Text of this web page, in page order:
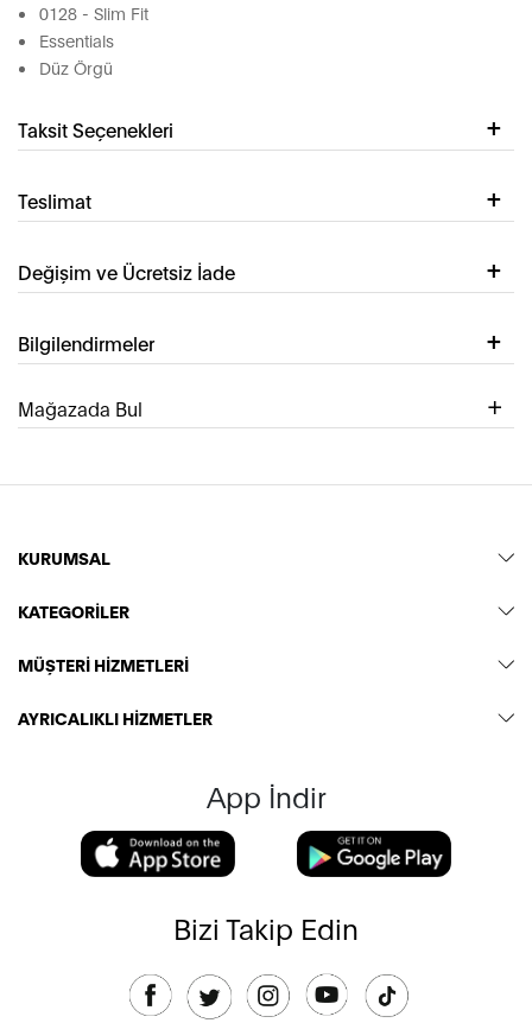
0128 - Slim Fit
Essentials
Düz Örgü
Taksit Seçenekleri
Teslimat
Değişim ve Ücretsiz İade
Bilgilendirmeler
Mağazada Bul
KURUMSAL
KATEGORİLER
MÜŞTERİ HİZMETLERİ
AYRICALIKLI HİZMETLER
App İndir
Bizi Takip Edin